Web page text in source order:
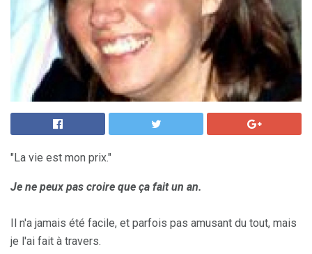
"La vie est mon prix."
Je ne peux pas croire que ça fait un an.
Il n'a jamais été facile, et parfois pas amusant du tout, mais
je l'ai fait à travers.